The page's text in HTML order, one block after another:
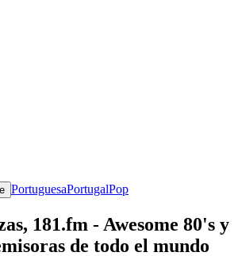
PortuguesaPortugalPop
181.fm - Awesome 80's y
de todo el mundo